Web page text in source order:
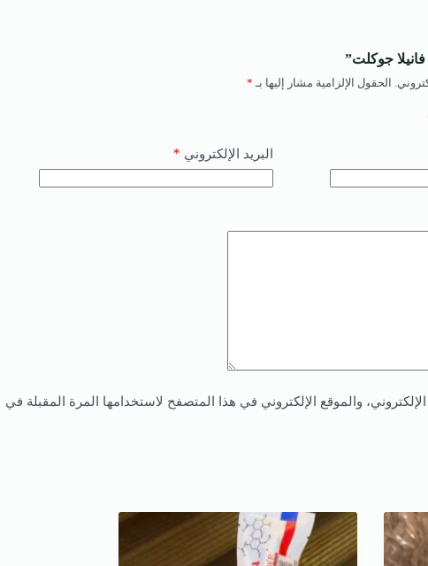
جوكلت”
الحقول الإلزامية مشار إليها بـ *
البريد الإلكتروني *
والموقع الإلكتروني في هذا المتصفح لاستخدامها المرة المقبلة في